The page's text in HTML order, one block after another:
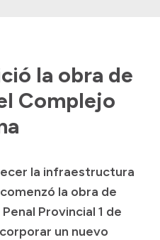
la obra de
Complejo
la infraestructura
la obra de
Provincial 1 de
un nuevo